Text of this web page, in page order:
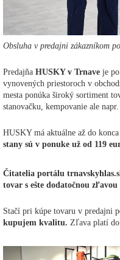
Obsluha v predajni zákazníkom
Predajňa HUSKY v Trnave je
vynovených priestoroch v
mesta ponúka široký sortiment
stanovačku, kempovanie ale
HUSKY má aktuálne až do
stany sú v ponuke už od 119
Čitatelia portálu
tovar s ešte dodatočnou zľavou
Stačí pri kúpe tovaru v predajni
kupujem kvalitu. Zľava platí